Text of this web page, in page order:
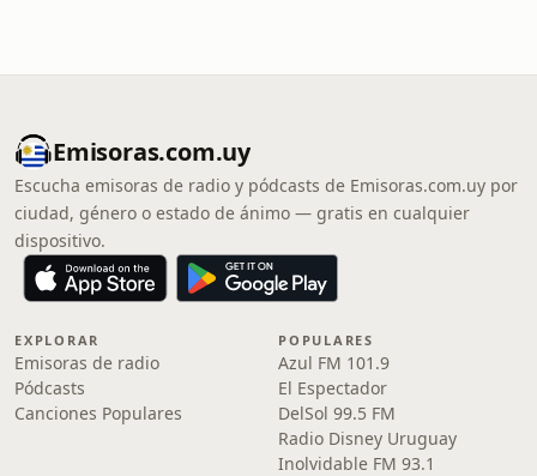
Emisoras.com.uy
Escucha emisoras de radio y pódcasts de Emisoras.com.uy por
ciudad, género o estado de ánimo — gratis en cualquier
dispositivo.
EXPLORAR
Emisoras de radio
Pódcasts
Canciones Populares
POPULARES
Azul FM 101.9
El Espectador
DelSol 99.5 FM
Radio Disney Uruguay
Inolvidable FM 93.1